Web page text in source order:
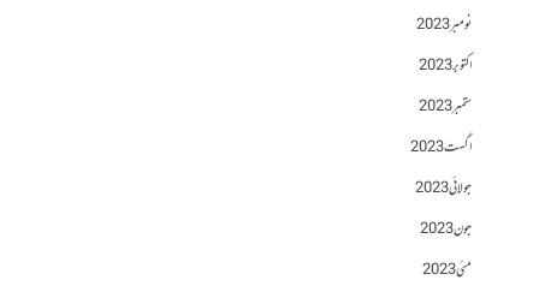
نومبر 2023
اکتوبر 2023
ستمبر 2023
اگست 2023
جولائی 2023
جون 2023
مئی 2023